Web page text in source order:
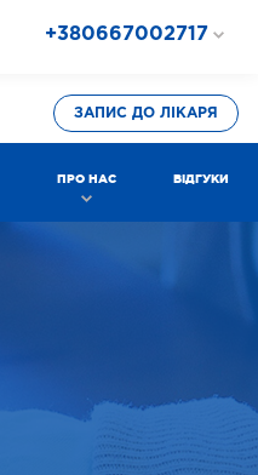
+380667002717
+380577002717
ЗАПИС ДО ЛІКАРЯ
ПРО НАС ВІДГУКИ